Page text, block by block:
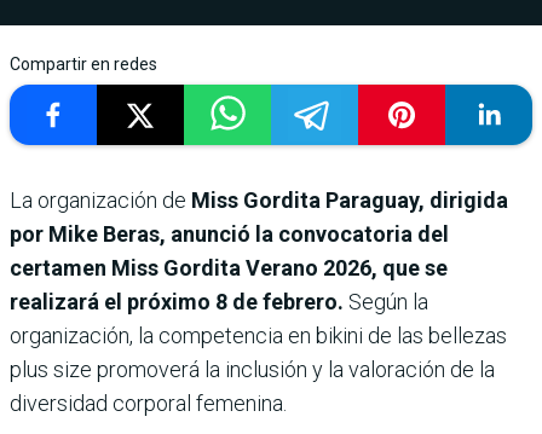
Compartir en redes
La organización de Miss Gordita Paraguay, dirigida
por Mike Beras, anunció la convocatoria del
certamen Miss Gordita Verano 2026, que se
realizará el próximo 8 de febrero. Según la
organización, la competencia en bikini de las bellezas
plus size promoverá la inclusión y la valoración de la
diversidad corporal femenina.